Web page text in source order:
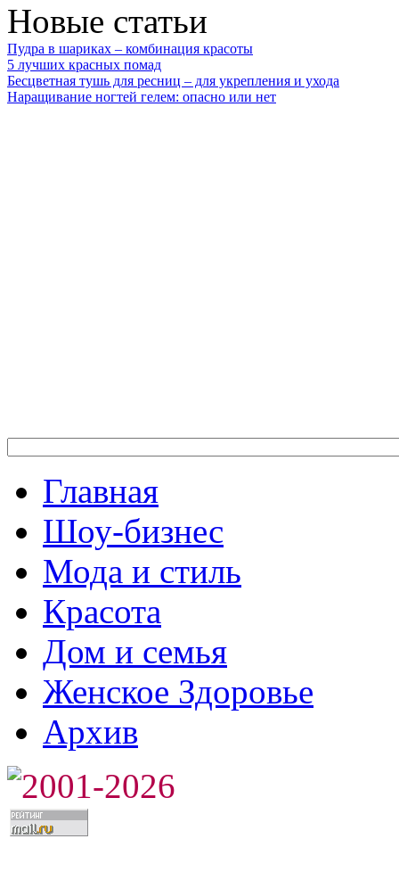
Новые статьи
Пудра в шариках – комбинация красоты
5 лучших красных помад
Бесцветная тушь для ресниц – для укрепления и ухода
Наращивание ногтей гелем: опасно или нет
Главная
Шоу-бизнес
Мода и стиль
Красота
Дом и семья
Женское Здоровье
Архив
2001-2026